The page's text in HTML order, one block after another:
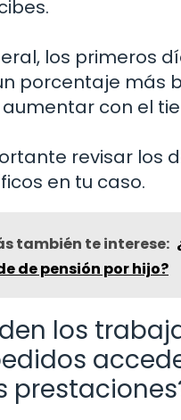
los primeros
porcentaje más
con el
revisar los
en tu caso.
también te interese:
de pensión por hijo?
los